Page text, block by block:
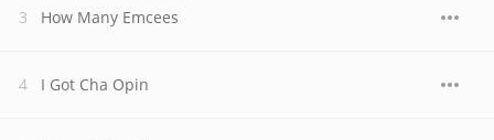
How Many Emcees
I Got Cha Opin